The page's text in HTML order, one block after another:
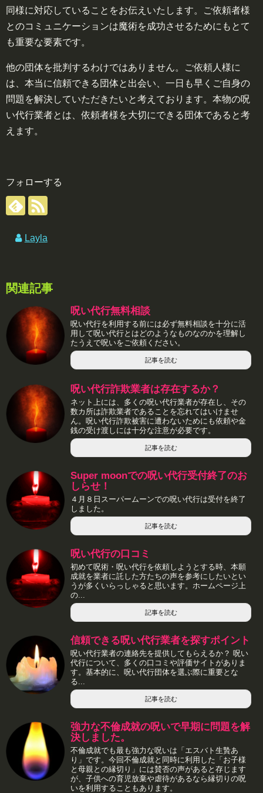
同様に対応していることをお伝えいたします。ご依頼者様
とのコミュニケーションは魔術を成功させるためにもとて
も重要な要素です。
他の団体を批判するわけではありません。ご依頼人様に
は、本当に信頼できる団体と出会い、一日も早くご自身の
問題を解決していただきたいと考えております。本物の呪
い代行業者とは、依頼者様を大切にできる団体であると考
えます。
フォローする
Layla
関連記事
呪い代行無料相談
呪い代行を利用する前には必ず無料相談を十分に活
用して呪い代行とはどのようなものなのかを理解し
たうえで呪いをご依頼ください。
記事を読む
呪い代行詐欺業者は存在するか？
ネット上には、多くの呪い代行業者が存在し、その
数カ所は詐欺業者であることを忘れてはいけませ
ん。呪い代行詐欺被害に遭わないためにも依頼や金
銭の受け渡しには十分な注意が必要です。
記事を読む
Super moonでの呪い代行受付終了のお
しらせ！
４月８日スーパームーンでの呪い代行は受付を終了
しました。
記事を読む
呪い代行の口コミ
初めて呪術・呪い代行を依頼しようとする時、本願
成就を業者に託した方たちの声を参考にしたいとい
うが多くいらっしゃると思います。ホームページ上
の...
記事を読む
信頼できる呪い代行業者を探すポイント
呪い代行業者の連絡先を提供してもらえるか？ 呪い
代行について、多くの口コミや評価サイトがありま
す。基本的に、呪い代行団体を選ぶ際に重要とな
る...
記事を読む
強力な不倫成就の呪いで早期に問題を解
決しました。
不倫成就でも最も強力な呪いは「エスバト生贄あ
り」です。今回不倫成就と同時に利用した「お子様
と母親との縁切り」には賛否の声があると存じます
が、子供への育児放棄や虐待があるなら縁切りの呪
いを利用することもあります。